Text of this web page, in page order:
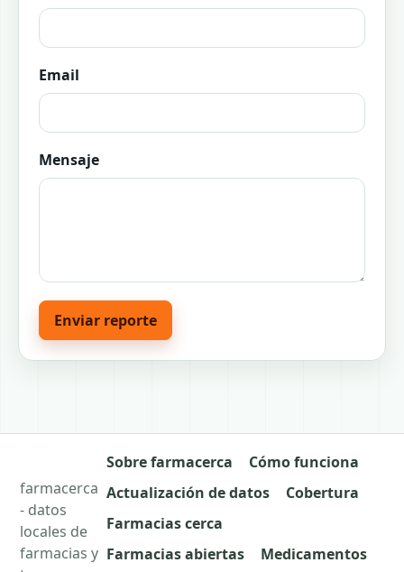
Email
Mensaje
Enviar reporte
farmacerca
- datos
locales de
farmacias y
Sobre farmacerca
Cómo funciona
Actualización de datos
Cobertura
Farmacias cerca
Farmacias abiertas
Medicamentos